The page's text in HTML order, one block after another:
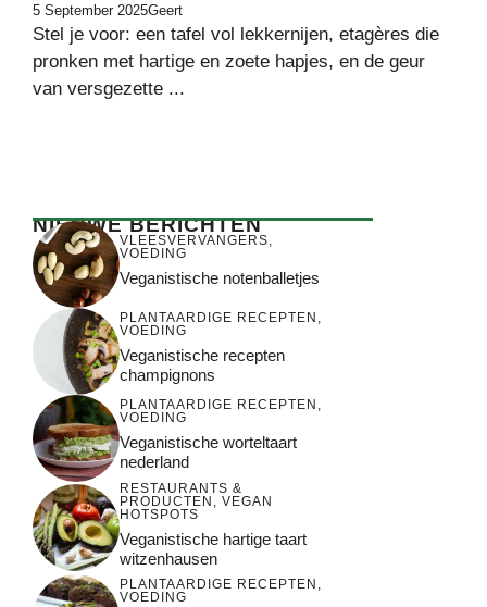
5 September 2025Geert
Stel je voor: een tafel vol lekkernijen, etagères die
pronken met hartige en zoete hapjes, en de geur
van versgezette ...
NIEUWE BERICHTEN
VLEESVERVANGERS,
VOEDING
Veganistische notenballetjes
PLANTAARDIGE RECEPTEN ,
VOEDING
Veganistische recepten
champignons
PLANTAARDIGE RECEPTEN ,
VOEDING
Veganistische worteltaart
nederland
RESTAURANTS &
PRODUCTEN , VEGAN
HOTSPOTS
Veganistische hartige taart
witzenhausen
PLANTAARDIGE RECEPTEN ,
VOEDING